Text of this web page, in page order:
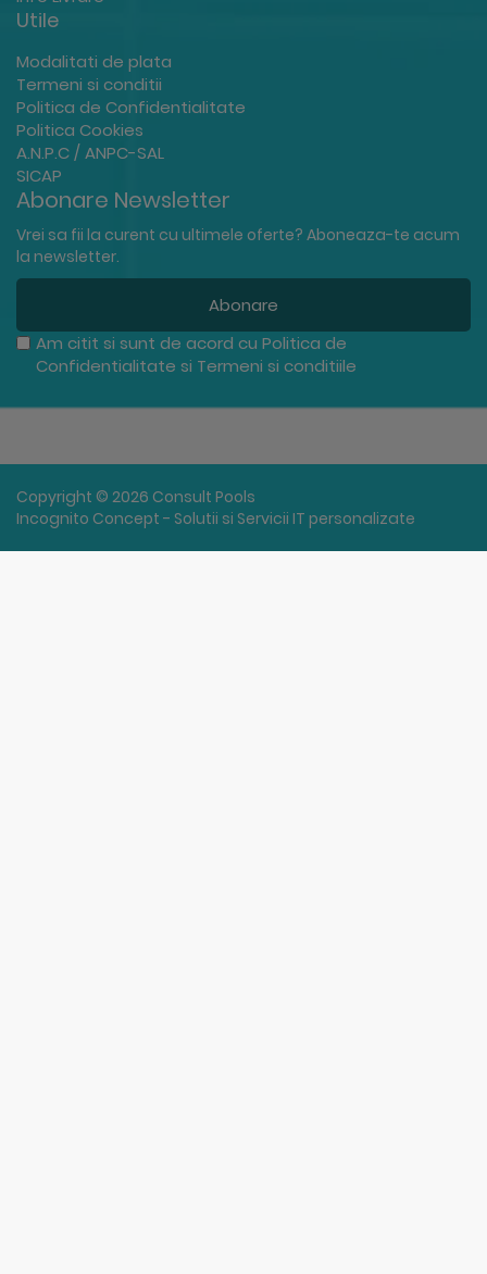
Utile
Modalitati de plata
Termeni si conditii
Politica de Confidentialitate
Politica Cookies
A.N.P.C / ANPC-SAL
SICAP
Abonare Newsletter
Vrei sa fii la curent cu ultimele oferte? Aboneaza-te acum
la newsletter.
Abonare
Am citit si sunt de acord cu Politica de
Confidentialitate si Termeni si conditiile
Copyright © 2026 Consult Pools
Incognito Concept - Solutii si Servicii IT personalizate